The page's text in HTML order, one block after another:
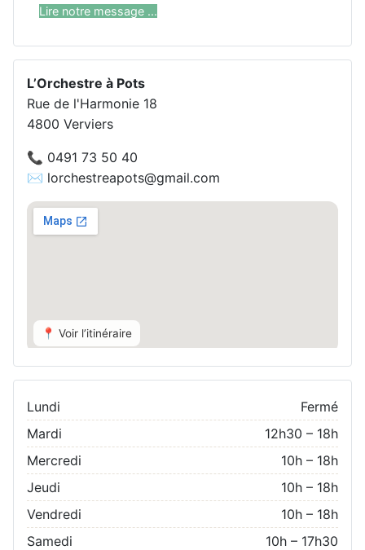
Lire notre message ...
L’Orchestre à Pots
Rue de l'Harmonie 18
4800 Verviers
📞 0491 73 50 40
✉️ lorchestreapots@gmail.com
📍 Voir l’itinéraire
Lundi
Fermé
Mardi
12h30 – 18h
Mercredi
10h – 18h
Jeudi
10h – 18h
Vendredi
10h – 18h
Samedi
10h – 17h30